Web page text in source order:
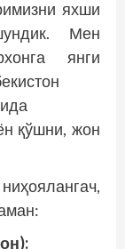
яхши
Мен
янги
қўшни, жон